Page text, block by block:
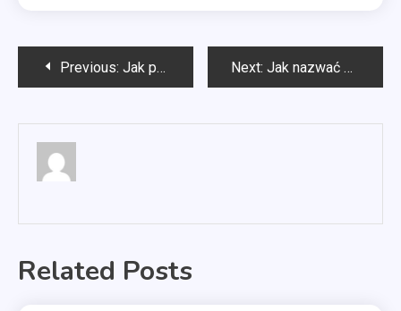
Nawigacja
Previous: Jak prać koce z wełny czesankowej? Next: Jak nazwać warsztat samochodowy?
Related Posts